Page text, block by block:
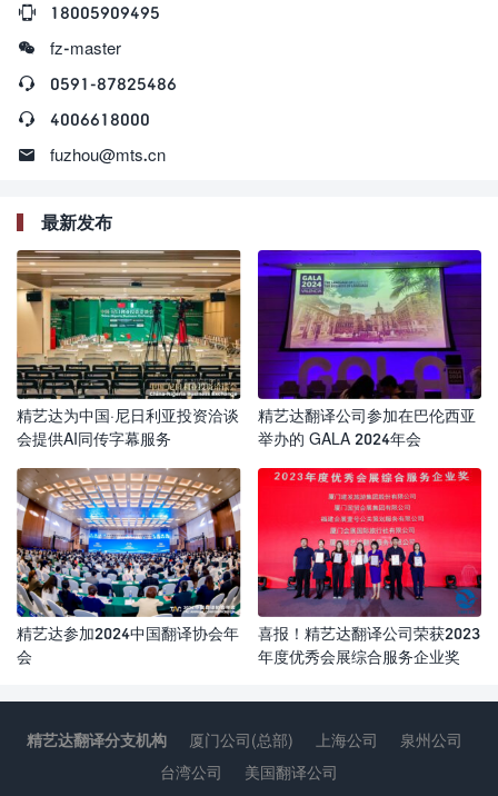

18005909495

fz-master

0591-87825486

4006618000

fuzhou@mts.cn
最新发布
精艺达为中国·尼日利亚投资洽谈
会提供AI同传字幕服务
精艺达翻译公司参加在巴伦西亚
举办的 GALA 2024年会
精艺达参加2024中国翻译协会年
会
喜报！精艺达翻译公司荣获2023
年度优秀会展综合服务企业奖
精艺达翻译分支机构 厦门公司(总部) 上海公司
泉州公司
台湾公司
美国翻译公司